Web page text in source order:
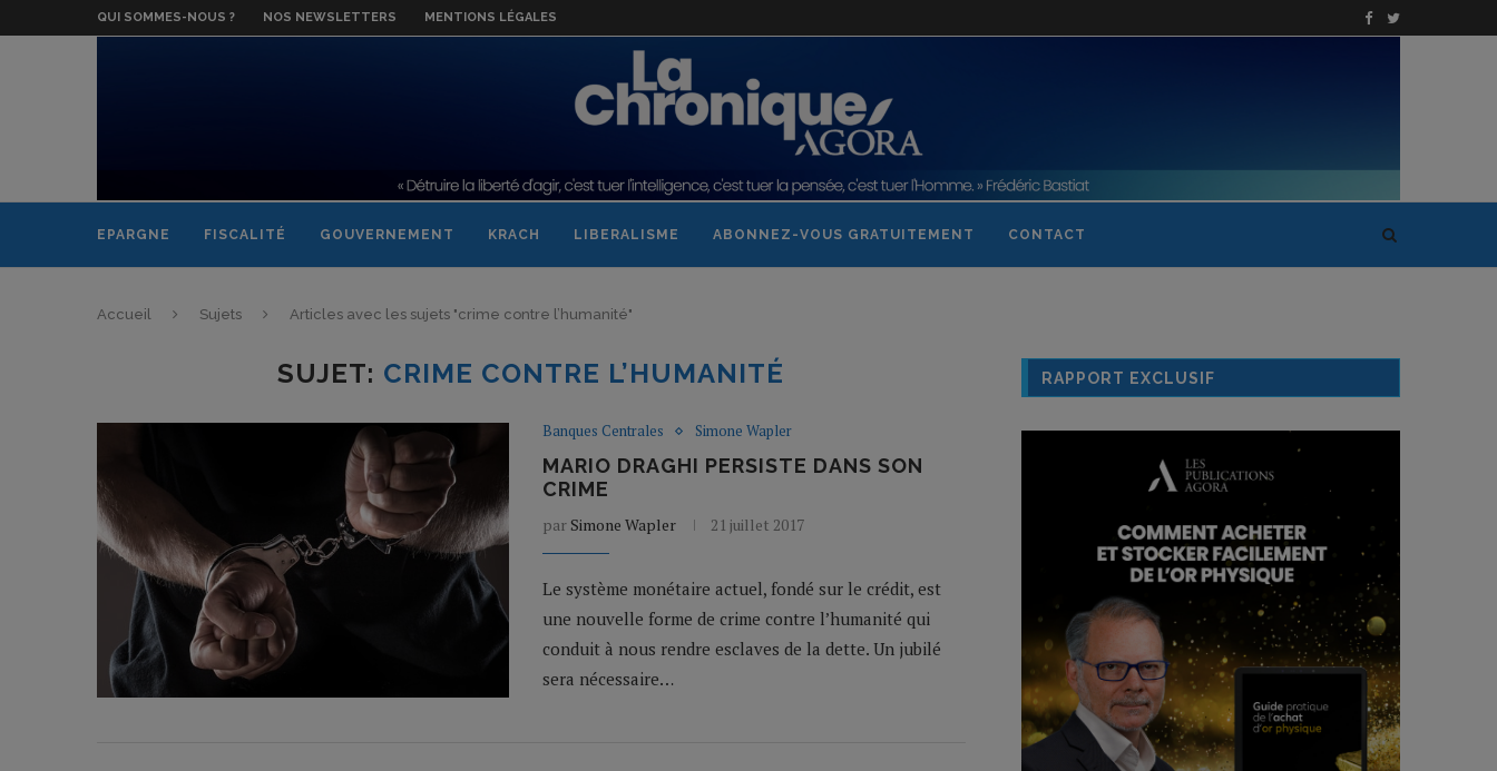
QUI SOMMES-NOUS ? NOS NEWSLETTERS MENTIONS LÉGALES
EPARGNE FISCALITÉ GOUVERNEMENT KRACH LIBERALISME ABONNEZ-VOUS GRATUITEMENT CONTACT
Accueil Sujets Articles avec les sujets "crime contre l’humanité"
SUJET: CRIME CONTRE L’HUMANITÉ
Banques Centrales Simone Wapler
MARIO DRAGHI PERSISTE DANS SON
CRIME
par Simone Wapler 21 juillet 2017
Le système monétaire actuel, fondé sur le crédit, est
une nouvelle forme de crime contre l’humanité qui
conduit à nous rendre esclaves de la dette. Un jubilé
sera nécessaire…
RAPPORT EXCLUSIF